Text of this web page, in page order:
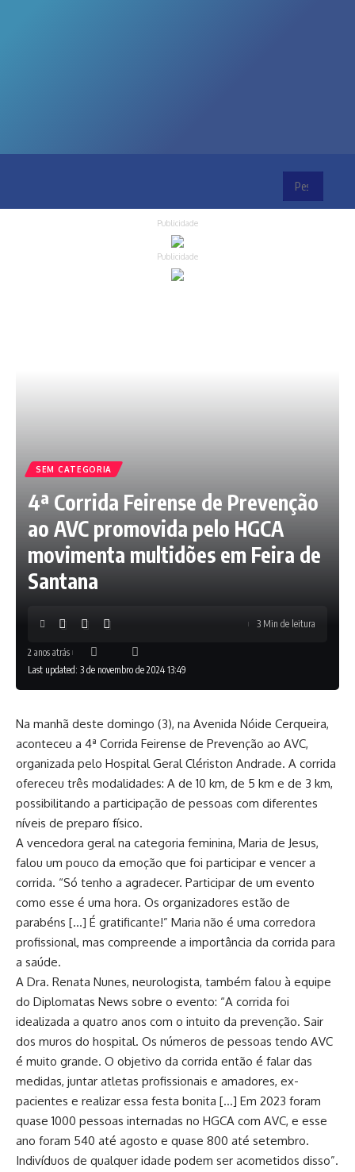
Publicidade
Publicidade
SEM CATEGORIA
4ª Corrida Feirense de Prevenção
ao AVC promovida pelo HGCA
movimenta multidões em Feira de
Santana
Last updated: 3 de novembro de 2024 13:49
2 anos atrás
3 Min de leitura
Na manhã deste domingo (3), na Avenida Nóide Cerqueira,
aconteceu a 4ª Corrida Feirense de Prevenção ao AVC,
organizada pelo Hospital Geral Clériston Andrade. A corrida
ofereceu três modalidades: A de 10 km, de 5 km e de 3 km,
possibilitando a participação de pessoas com diferentes
níveis de preparo físico.
A vencedora geral na categoria feminina, Maria de Jesus,
falou um pouco da emoção que foi participar e vencer a
corrida. “Só tenho a agradecer. Participar de um evento
como esse é uma hora. Os organizadores estão de
parabéns […] É gratificante!” Maria não é uma corredora
profissional, mas compreende a importância da corrida para
a saúde.
A Dra. Renata Nunes, neurologista, também falou à equipe
do Diplomatas News sobre o evento: “A corrida foi
idealizada a quatro anos com o intuito da prevenção. Sair
dos muros do hospital. Os números de pessoas tendo AVC
é muito grande. O objetivo da corrida então é falar das
medidas, juntar atletas profissionais e amadores, ex-
pacientes e realizar essa festa bonita […] Em 2023 foram
quase 1000 pessoas internadas no HGCA com AVC, e esse
ano foram 540 até agosto e quase 800 até setembro.
Indivíduos de qualquer idade podem ser acometidos disso”.